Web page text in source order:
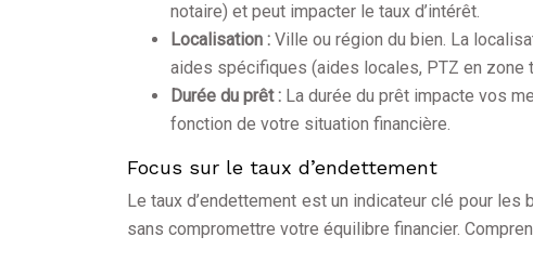
notaire) et peut impacter le taux d’intérêt.
Localisation : Ville ou région du bien. La
aides spécifiques (aides locales, PTZ en zone
Durée du prêt : La durée du prêt impacte vos
fonction de votre situation financière.
Focus sur le taux d’endettement
Le taux d’endettement est un indicateur clé pour
sans compromettre votre équilibre financier.